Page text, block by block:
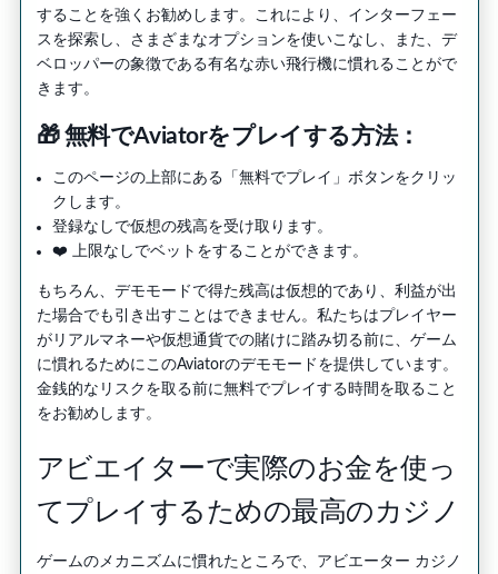
することを強くお勧めします。これにより、インターフェー
スを探索し、さまざまなオプションを使いこなし、また、デ
ベロッパーの象徴である有名な赤い飛行機に慣れることがで
きます。
🎁 無料でAviatorをプレイする方法：
このページの上部にある「無料でプレイ」ボタンをクリッ
クします。
登録なしで仮想の残高を受け取ります。
❤️ 上限なしでベットをすることができます。
もちろん、デモモードで得た残高は仮想的であり、利益が出
た場合でも引き出すことはできません。私たちはプレイヤー
がリアルマネーや仮想通貨での賭けに踏み切る前に、ゲーム
に慣れるためにこのAviatorのデモモードを提供しています。
金銭的なリスクを取る前に無料でプレイする時間を取ること
をお勧めします。
アビエイターで実際のお金を使っ
てプレイするための最高のカジノ
ゲームのメカニズムに慣れたところで、アビエーター カジノ